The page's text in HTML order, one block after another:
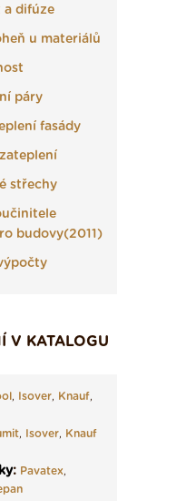
a difúze
u materiálů
páry
fasády
střechy
budovy(2011)
V KATALOGU
, Isover, Knauf,
, Isover, Knauf
: Pavatex,